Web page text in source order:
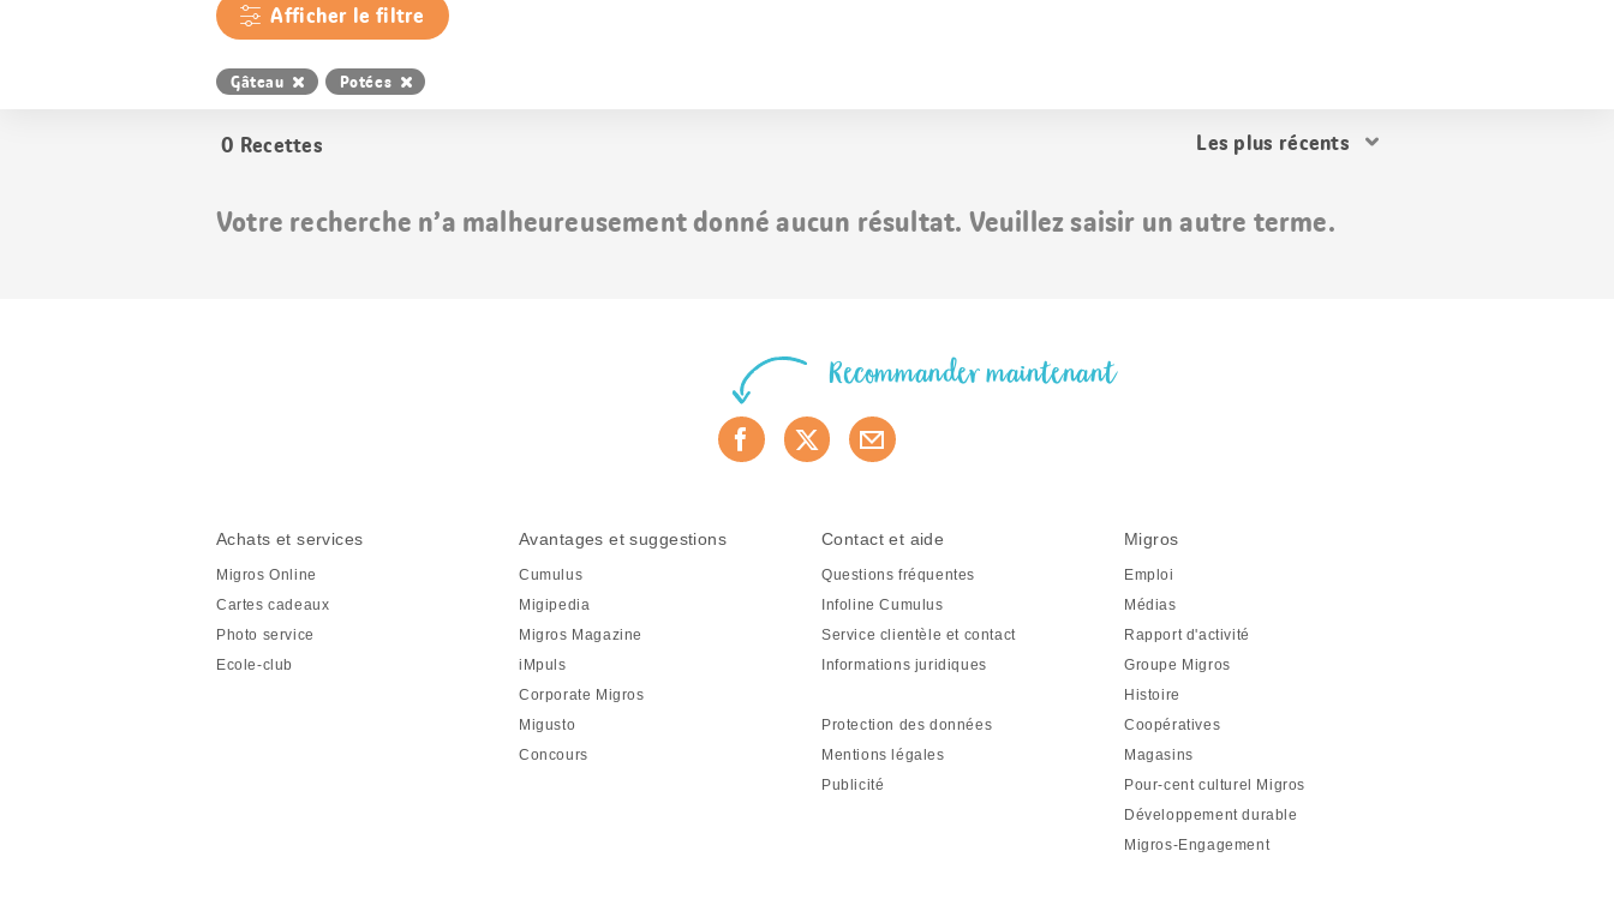
Afficher le filtre
Gâteau Potées
0 Recettes
Trier
Votre recherche n’a malheureusement donné aucun résultat. Veuillez saisir un autre terme.
Recommander maintenant
Achats et services
Migros Online
Cartes cadeaux
Photo service
Ecole-club
Avantages et suggestions
Cumulus
Migipedia
Migros Magazine
iMpuls
Corporate Migros
Migusto
Concours
Contact et aide
Questions fréquentes
Infoline Cumulus
Service clientèle et contact
Informations juridiques
Protection des données
Mentions légales
Publicité
Migros
Emploi
Médias
Rapport d'activité
Groupe Migros
Histoire
Coopératives
Magasins
Pour-cent culturel Migros
Développement durable
Migros-Engagement